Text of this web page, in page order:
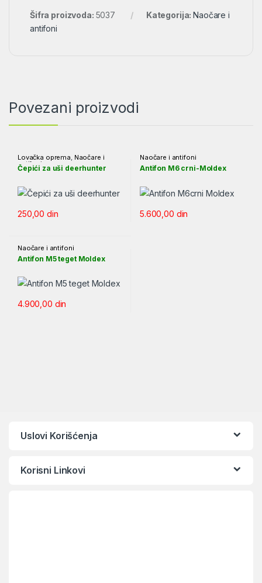
Šifra proizvoda: 5037 Kategorija:Naočare i
antifoni
Povezani proizvodi
Lovačka oprema, Naočare i
antifoni
Čepići za uši deerhunter
250,00din
Naočare i antifoni
Antifon M6 crni-Moldex
5.600,00 din
Naočare i antifoni
Antifon M5 teget Moldex
4.900,00 din
Uslovi Korišćenja
Korisni Linkovi